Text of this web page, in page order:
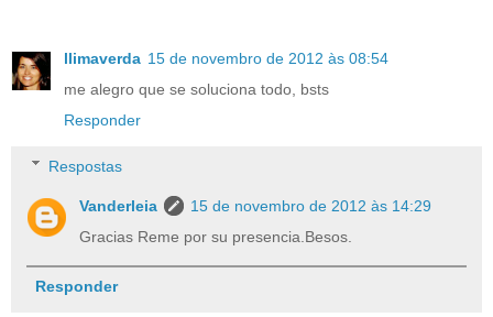
llimaverda 15 de novembro de 2012 às 08:54
me alegro que se soluciona todo, bsts
Responder
Respostas
Vanderleia
15 de novembro de 2012 às 14:29
Gracias Reme por su presencia.Besos.
Responder